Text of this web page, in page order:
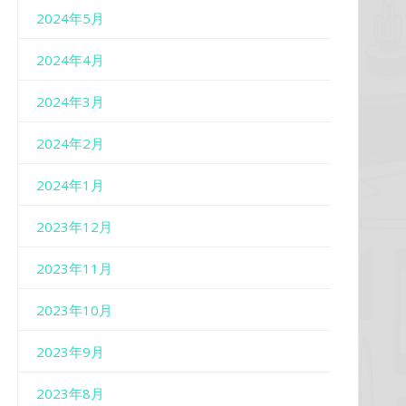
2024年5月
2024年4月
2024年3月
2024年2月
2024年1月
2023年12月
2023年11月
2023年10月
2023年9月
2023年8月